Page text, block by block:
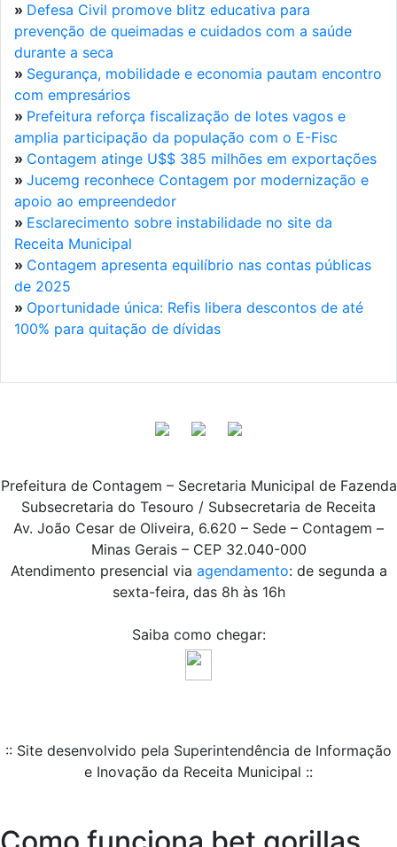
» Defesa Civil promove blitz educativa para
prevenção de queimadas e cuidados com a saúde
durante a seca
» Segurança, mobilidade e economia pautam encontro
com empresários
» Prefeitura reforça fiscalização de lotes vagos e
amplia participação da população com o E-Fisc
» Contagem atinge U$$ 385 milhões em exportações
» Jucemg reconhece Contagem por modernização e
apoio ao empreendedor
» Esclarecimento sobre instabilidade no site da
Receita Municipal
» Contagem apresenta equilíbrio nas contas públicas
de 2025
» Oportunidade única: Refis libera descontos de até
100% para quitação de dívidas
Prefeitura de Contagem – Secretaria Municipal de Fazenda
Subsecretaria do Tesouro / Subsecretaria de Receita
Av. João Cesar de Oliveira, 6.620 – Sede – Contagem –
Minas Gerais – CEP 32.040-000
Atendimento presencial via agendamento: de segunda a
sexta-feira, das 8h às 16h
Saiba como chegar:
:: Site desenvolvido pela Superintendência de Informação
e Inovação da Receita Municipal ::